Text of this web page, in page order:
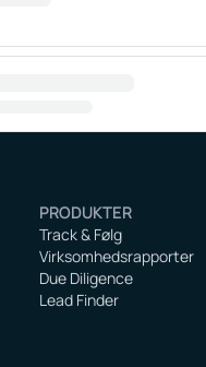
PRODUKTER
Track & Følg
Virksomhedsrapporter
Due Diligence
Lead Finder